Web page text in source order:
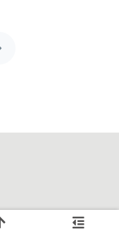
ちょ賢!）.